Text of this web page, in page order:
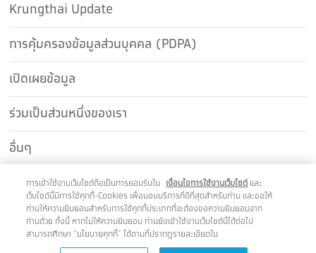
Krungthai Update
การคุ้มครองข้อมูลส่วนบุคคล (PDPA)
เปิดเผยข้อมูล
ร่วมเป็นส่วนหนึ่งของเรา
อื่นๆ
ติดต่อเรา
เว็บไซต์นี้แสดงผลได้ดีบนเบราว์เซอร์ Chrome Firefox และ Safari
การเข้าใช้งานเว็บไซต์ถือเป็นการยอมรับใน เงื่อนไขการใช้งานเว็บไซต์ และ
เว็บไซต์นี้มีการใช้คุกกี้-Cookies เพื่อมอบบริการที่ดีที่สุดสำหรับท่าน และขอให้
ท่านให้ความยินยอมสำหรับการใช้คุกกี้ประเภทที่จะต้องขอความยินยอมจาก
ท่านด้วย ทั้งนี้ หากไม่ให้ความยินยอม ท่านยังเข้าใช้งานเว็บไซต์นี้ได้ต่อไป
สามารถศึกษา “นโยบายคุกกี้” ได้ตามที่ปรากฎรายละเอียดใน